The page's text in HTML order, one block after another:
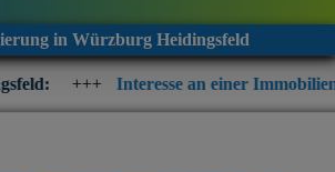
in Würzburg Heidingsfeld
an einer